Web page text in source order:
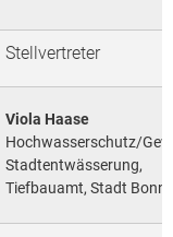
Stellvertreter
Viola Haase
Hochwasserschutz/
Stadtentwässerung,
Tiefbauamt, Stadt Bonn